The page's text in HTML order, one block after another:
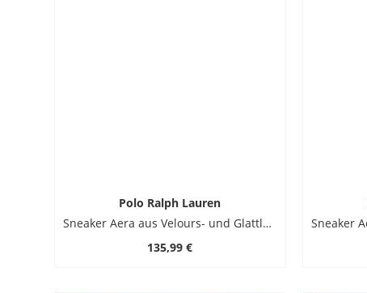
Polo Ralph Lauren
Sneaker Aera aus Velours- und Glattleder mit Logo-Stickerei
135,99 €